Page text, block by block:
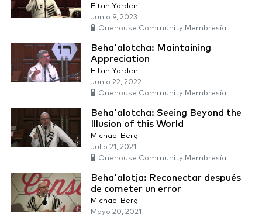
Eitan Yardeni
Junio 9, 2023
Onehouse Community Membresía
Beha'alotcha: Maintaining
Appreciation
Eitan Yardeni
Junio 22, 2022
Onehouse Community Membresía
Beha'alotcha: Seeing Beyond the
Illusion of this World
Michael Berg
Julio 21, 2021
Onehouse Community Membresía
Beha'alotja: Reconectar después
de cometer un error
Michael Berg
Mayo 20, 2021